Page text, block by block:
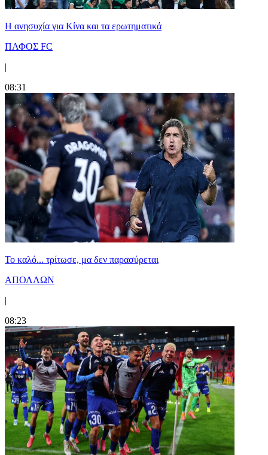
Η ανησυχία για Κίνα και τα ερωτηματικά
ΠΑΦΟΣ FC
|
08:31
Το καλό... τρίτωσε, μα δεν παρασύρεται
ΑΠΟΛΛΩΝ
|
08:23